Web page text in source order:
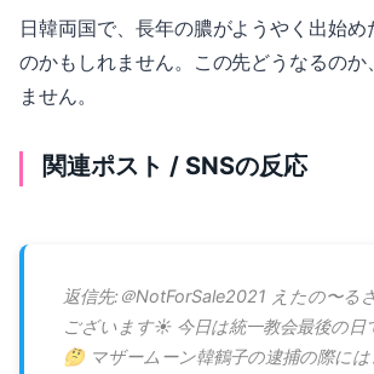
日韓両国で、長年の膿がようやく出始
のかもしれません。この先どうなるの
ません。
関連ポスト / SNSの反応
返信先:＠NotForSale2021 えたの〜る
ございます☀ 今日は統一教会最後の日
🤔 マザームーン韓鶴子の逮捕の際には